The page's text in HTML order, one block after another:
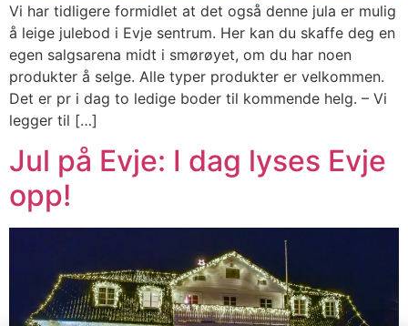
Vi har tidligere formidlet at det også denne jula er mulig
å leige julebod i Evje sentrum. Her kan du skaffe deg en
egen salgsarena midt i smørøyet, om du har noen
produkter å selge. Alle typer produkter er velkommen.
Det er pr i dag to ledige boder til kommende helg. – Vi
legger til […]
Jul på Evje: I dag lyses Evje
opp!